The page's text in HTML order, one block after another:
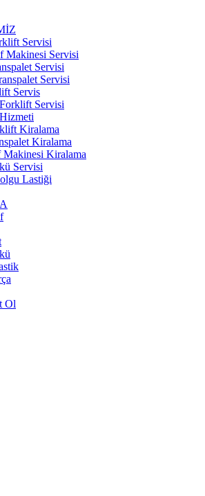
Servisi
Makinesi Servisi
Servisi
Servisi
Servis
Servisi
Kiralama
Kiralama
Makinesi Kiralama
Servisi
Lastiği
Ol